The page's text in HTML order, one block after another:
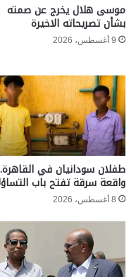
موسى هلال يخرج عن صمته
بشأن تصريحاته الاخيرة
9 أغسطس، 2026
طفلان سودانيان في
واقعة سرقة تفتح باب
8 أغسطس، 2026